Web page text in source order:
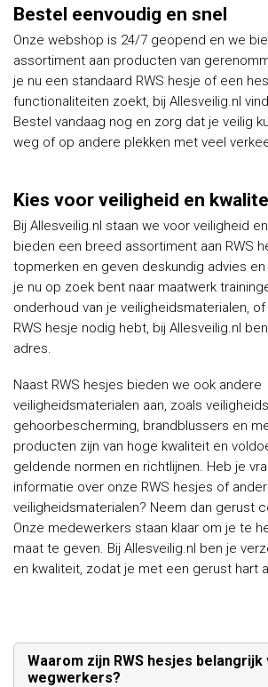
Bestel eenvoudig en snel
Onze webshop is 24/7 geopend en we
assortiment aan producten van
je nu een standaard RWS hesje of een
functionaliteiten zoekt, bij Allesveilig.nl
Bestel vandaag nog en zorg dat je veilig
weg of op andere plekken met veel
Kies voor veiligheid en
Bij Allesveilig.nl staan we voor veiligheid
bieden een breed assortiment aan RWS
topmerken en geven deskundig advies
je nu op zoek bent naar maatwerk
onderhoud van je veiligheidsmaterialen,
RWS hesje nodig hebt, bij Allesveilig.nl
adres.
Naast RWS hesjes bieden we ook andere
veiligheidsmaterialen aan, zoals
gehoorbescherming, brandblussers en
producten zijn van hoge kwaliteit en
geldende normen en richtlijnen. Heb je
informatie over onze RWS hesjes of
veiligheidsmaterialen? Neem dan gerust
Onze medewerkers staan klaar om je te
maat te geven. Bij Allesveilig.nl ben je
en kwaliteit, zodat je met een gerust hart
Waarom zijn RWS hesjes belangrijk
wegwerkers?